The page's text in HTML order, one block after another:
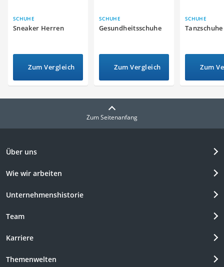
SCHUHE
Sneaker Herren
Zum Vergleich
SCHUHE
Gesundheitsschuhe
Zum Vergleich
SCHUHE
Tanzschuhe
Zum
Zum Seitenanfang
Über uns
Wie wir arbeiten
Unternehmenshistorie
Team
Karriere
Themenwelten